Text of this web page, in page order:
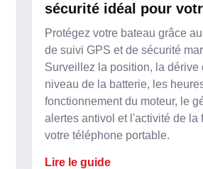
sécurité idéal pour
Protégez votre bateau grâce
de suivi GPS et de sécurité
Surveillez la position, la dérive
niveau de la batterie, les
fonctionnement du moteur, le
alertes antivol et l'activité de la
votre téléphone portable.
Lire le guide